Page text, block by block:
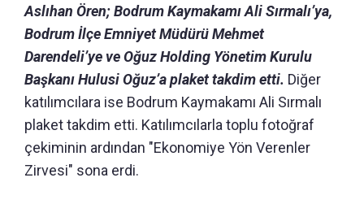
Aslıhan Ören; Bodrum Kaymakamı Ali Sırmalı’ya,
Bodrum İlçe Emniyet Müdürü Mehmet
Darendeli’ye ve Oğuz Holding Yönetim Kurulu
Başkanı Hulusi Oğuz’a plaket takdim etti. Diğer
katılımcılara ise Bodrum Kaymakamı Ali Sırmalı
plaket takdim etti. Katılımcılarla toplu fotoğraf
çekiminin ardından "Ekonomiye Yön Verenler
Zirvesi" sona erdi.